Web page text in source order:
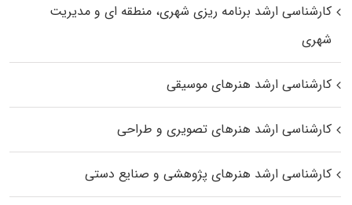
کارشناسی ارشد برنامه ریزی شهری، منطقه‌ ای و مدیریت
شهری
کارشناسی ارشد هنرهای موسیقی
کارشناسی ارشد هنرهای تصویری و طراحی
کارشناسی ارشد هنرهای پژوهشی و صنایع دستی